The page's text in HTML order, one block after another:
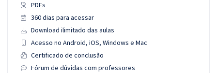
PDFs
360 dias para acessar
Download ilimitado das aulas
Acesso no Android, iOS, Windows e Mac
Certificado de conclusão
Fórum de dúvidas com professores